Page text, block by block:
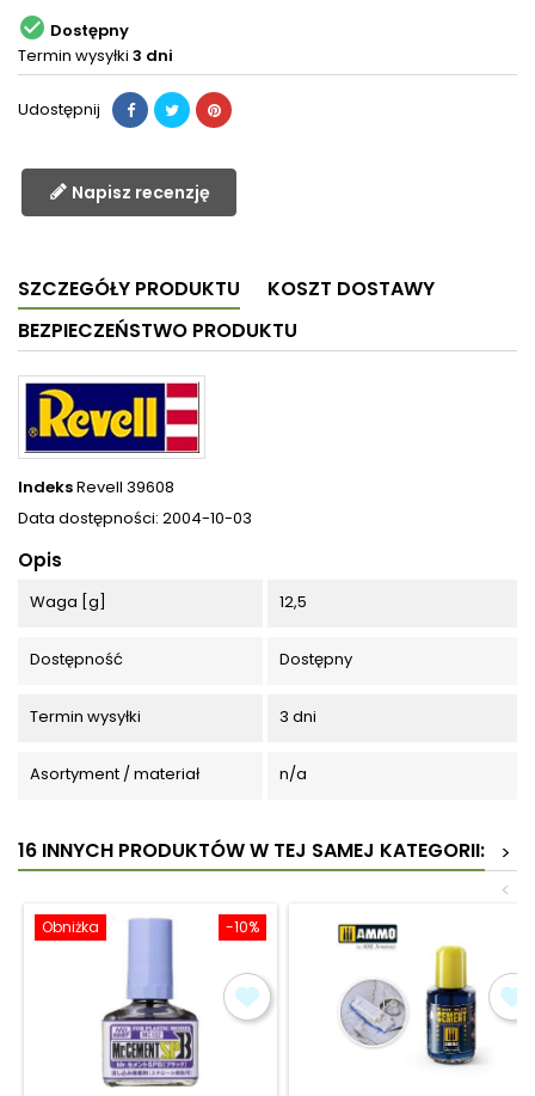
 Dostępny
Termin wysyłki 3 dni
Udostępnij
Napisz recenzję
SZCZEGÓŁY PRODUKTU
KOSZT DOSTAWY
BEZPIECZEŃSTWO PRODUKTU
IndeksRevell 39608
Data dostępności: 2004-10-03
Opis
Waga [g] 12,5
Dostępność Dostępny
Termin wysyłki 3 dni
Asortyment / materiał n/a
16 INNYCH PRODUKTÓW W TEJ SAMEJ KATEGORII:
>
<
-10%
Obniżka